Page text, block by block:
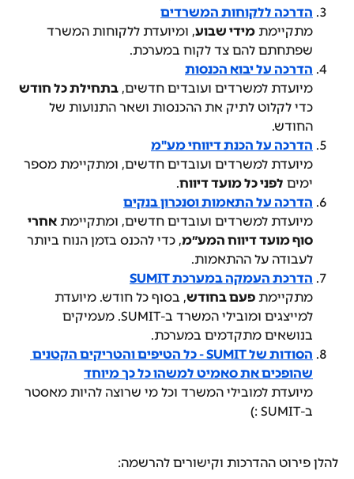
הדרכה ללקוחות המשרדים
מתקיימת מידי שבוע, ומיועדת ללקוחות המשרד
שפתחתם להם צד לקוח במערכת.
הדרכה על יבוא הכנסות
מיועדת למשרדים ועובדים חדשים, בתחילת כל חודש
כדי לקלוט לתיק את ההכנסות ושאר התנועות של
החודש.
הדרכה על הכנת דיווחי מע"מ
מיועדת למשרדים ועובדים חדשים, ומתקיימת מספר
ימים לפני כל מועד דיווח.
הדרכה על התאמות וסנכרון בנקים
מיועדת למשרדים ועובדים חדשים, ומתקיימת אחרי
סוף מועד דיווח המע״מ, כדי להכנס בזמן הנוח ביותר
לעבודה על ההתאמות.
הדרכת העמקה במערכת SUMIT
מתקיימת פעם בחודש, בסוף כל חודש. מיועדת
למייצגים ומובילי המשרד ב-SUMIT. מעמיקים
בנושאים מתקדמים במערכת.
הסודות של SUMIT - כל הטיפים והטריקים הקטנים
שהופכים את סאמיט למשהו כל כך מיוחד
מיועדת למובילי המשרד וכל מי שרוצה להיות מאסטר
ב-SUMIT :)
להלן פירוט ההדרכות וקישורים להרשמה: